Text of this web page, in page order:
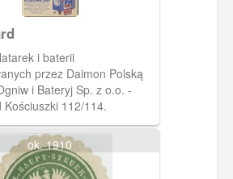
i baterii
przez Daimon Polską
i Bateryj Sp. z o.o. -
Kościuszki 112/114.
ok. 1910